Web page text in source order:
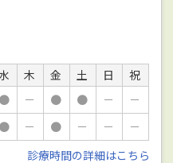
木 金 土 日
祝
● － ● ● －
－
● － ● － －
－
診療時間の詳細はこちら